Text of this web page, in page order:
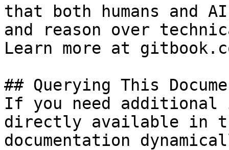
that both humans and
and reason over
Learn more at
## Querying This
If you need
directly available in
documentation